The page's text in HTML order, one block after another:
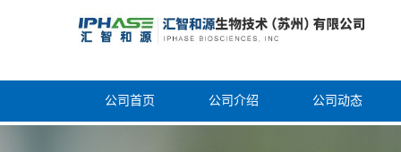
公司首页 公司介绍 公司动态